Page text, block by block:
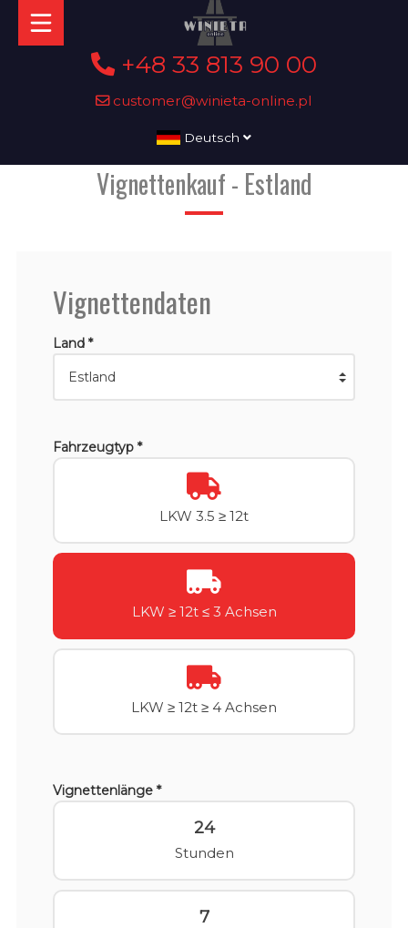
+48 33 813 90 00
customer@winieta-online.pl
Deutsch
Vignettenkauf - Estland
Vignettendaten
Land *
Fahrzeugtyp *
LKW 3.5 ≥ 12t
LKW ≥ 12t ≤ 3 Achsen
LKW ≥ 12t ≥ 4 Achsen
Vignettenlänge *
24
Stunden
7